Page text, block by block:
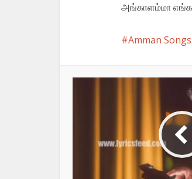
அங்காளம்மா
Amman Songs